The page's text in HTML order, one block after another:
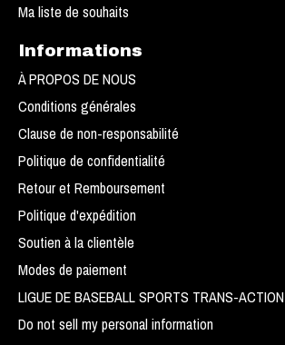
Ma liste de souhaits
Informations
À PROPOS DE NOUS
Conditions générales
Clause de non-responsabilité
Politique de confidentialité
Retour et Remboursement
Politique d'expédition
Soutien à la clientèle
Modes de paiement
LIGUE DE BASEBALL SPORTS TRANS-ACTION
Do not sell my personal information